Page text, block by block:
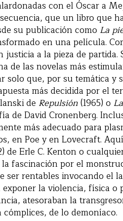
con el Óscar a
que un libro que
su publicación como La
en una película.
justicia a la pieza de
de las novelas más
solo que, por su temática
más decidida por el
de Repulsión(1965) o
de David Cronenberg.
más adecuado para
en Poe y en Lovecraft.
de Erle C. Kenton o
fascinación por el
ser rentables invocando el
la violencia, física
atesoraban la
de lo demoníaco.